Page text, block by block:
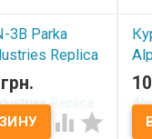
3B Parka
Replica
 